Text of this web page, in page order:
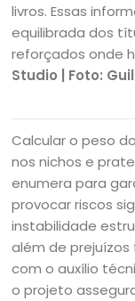
livros. Essas
equilibrada dos
reforçados onde
Studio | Foto:
Calcular o peso
nos nichos e
enumera para
provocar riscos
instabilidade
além de prejuízos
com o auxílio
o projeto